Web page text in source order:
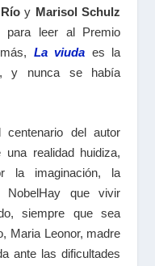
Ríoy Marisol Schulz
leer al Premio
La viuda es la
y nunca se había
del autor
una realidad huidiza,
la imaginación, la
NobelHay que vivir
siempre que sea
Maria Leonor, madre
ante las dificultades